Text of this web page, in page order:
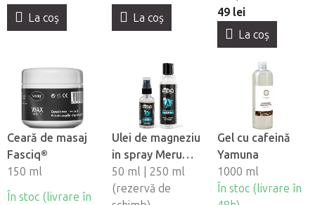
La coş
La coş
49 lei
La coş
Ceară de masaj
Fasciq®
150 ml
În stoc (livrare în
Ulei de magneziu
in spray Meru
Magnesium
50 ml | 250 ml
(rezervă de
Gel cu cafeină
Yamuna
1000 ml
În stoc (livrare în